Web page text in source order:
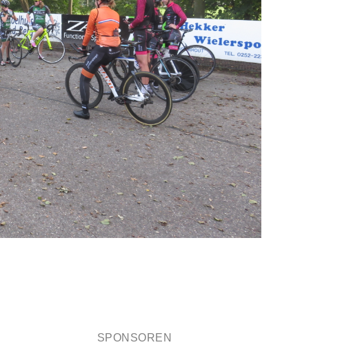
SPONSOREN